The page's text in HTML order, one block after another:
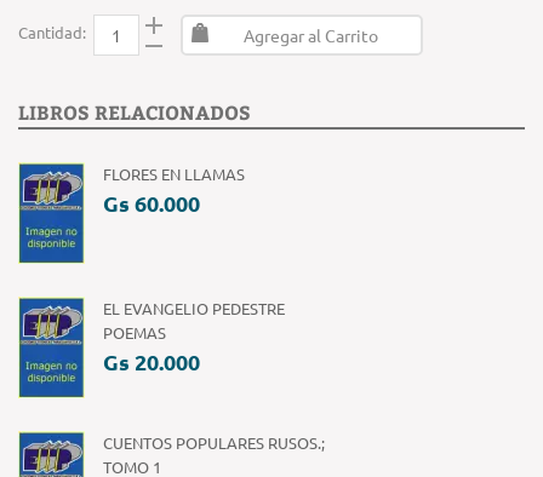
Cantidad: Agregar al Carrito
LIBROS RELACIONADOS
FLORES EN LLAMAS
Gs 60.000
EL EVANGELIO PEDESTRE
POEMAS
Gs 20.000
CUENTOS POPULARES RUSOS.;
TOMO 1